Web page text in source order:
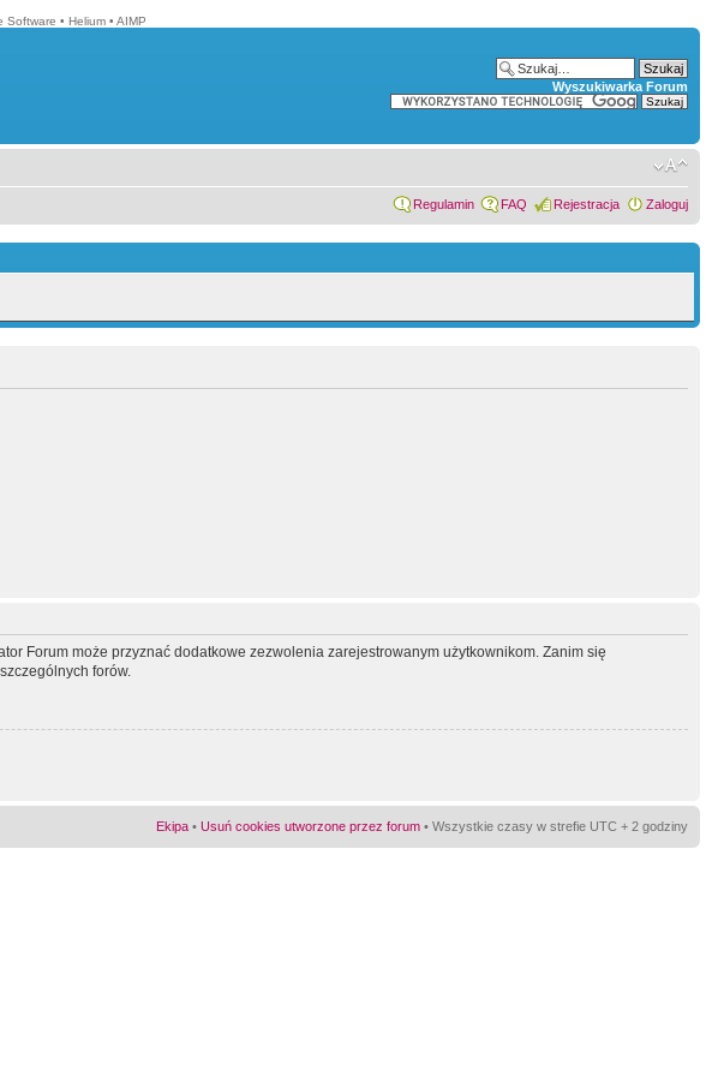
Software • Helium • AIMP
Wyszukiwarka Forum
Regulamin FAQ Rejestracja Zaloguj
Forum może przyznać dodatkowe zezwolenia zarejestrowanym użytkownikom. Zanim się
forów.
Ekipa • Usuń cookies utworzone przez forum • Wszystkie czasy w strefie UTC + 2 godziny